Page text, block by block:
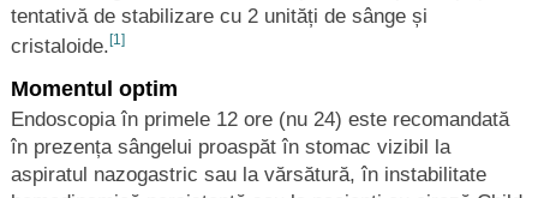
tentativă de stabilizare cu 2 unități de sânge și
cristaloide. [1]
Momentul optim
Endoscopia în primele 12 ore (nu 24) este recomandată
în prezența sângelui proaspăt în stomac vizibil la
aspiratul nazogastric sau la vărsătură, în instabilitate